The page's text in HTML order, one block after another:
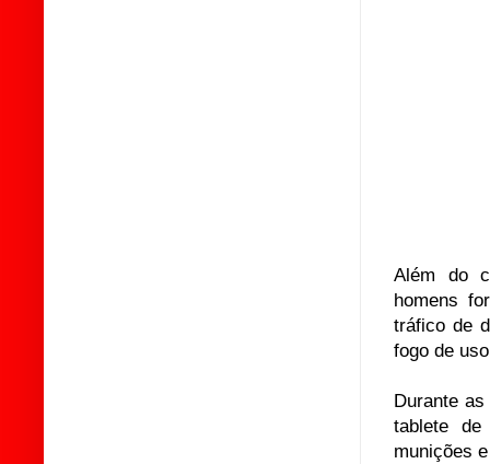
Além do
homens
tráfico de
fogo de
Durante
tablete
munições